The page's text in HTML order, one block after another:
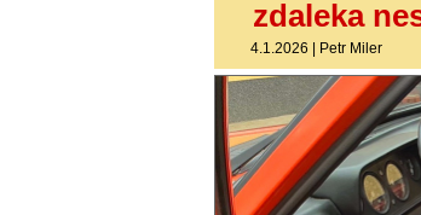
zdaleka
4.1.2026 | Petr Miler